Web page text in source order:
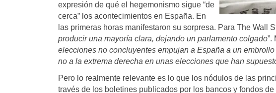
expresión de qué el hegemonismo sigue “de
cerca” los acontecimientos en España. En
las primeras horas manifestaron su sorpresa. Para The Wall
producir una mayoría clara, dejando un parlamento colgado”.
elecciones no concluyentes empujan a España a un
no a la extrema derecha en unas elecciones que han
Pero lo realmente relevante es lo que los nódulos de las
través de los boletines publicados por los bancos y fondos de